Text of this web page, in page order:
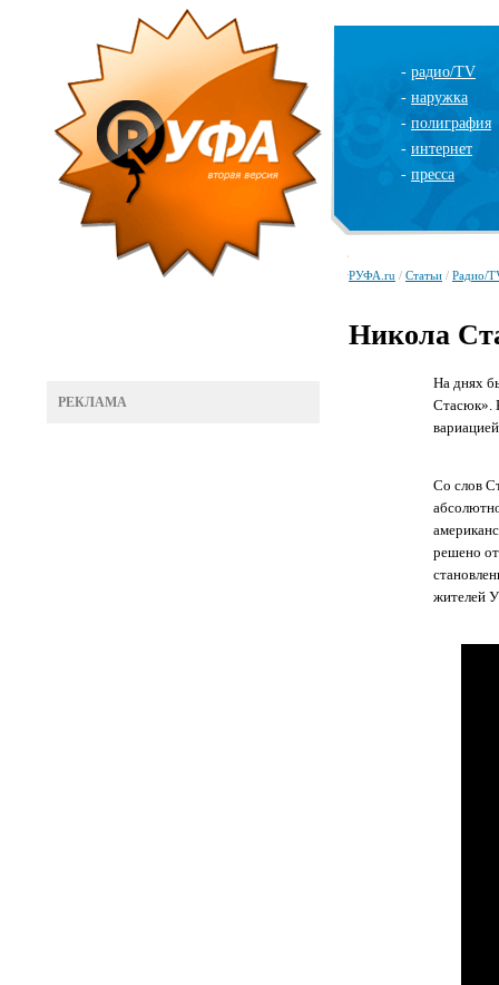
- радио/TV
- наружка
- полиграфия
- интернет
- пресса
РЕКЛАМА
РУФА.ru / Статьи / Радио/
Никола
На днях
Стасюк».
Со слов
решено
жителей